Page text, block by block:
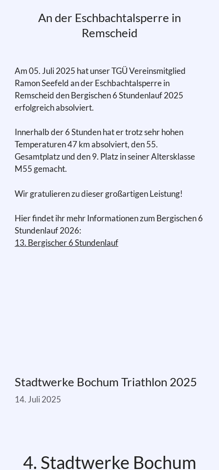
An der Eschbachtalsperre in
Remscheid
Am 05. Juli 2025 hat unser TGÜ Vereinsmitglied
Ramon Seefeld an der Eschbachtalsperre in
Remscheid den Bergischen 6 Stundenlauf 2025
erfolgreich absolviert.
Innerhalb der 6 Stunden hat er trotz sehr hohen
Temperaturen 47 km absolviert, den 55.
Gesamtplatz und den 9. Platz in seiner Altersklasse
M55 gemacht.
Wir gratulieren zu dieser großartigen Leistung!
Hier findet ihr mehr Informationen zum Bergischen 6
Stundenlauf 2026:
13. Bergischer 6 Stundenlauf
Stadtwerke Bochum Triathlon 2025
14. Juli 2025
4. Stadtwerke Bochum